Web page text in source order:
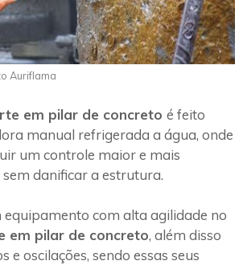
Auriflama
em pilar de concreto é feito
manual refrigerada a água, onde
um controle maior e mais
danificar a estrutura.
com alta agilidade no
em pilar de concreto, além disso
e oscilações, sendo essas seus